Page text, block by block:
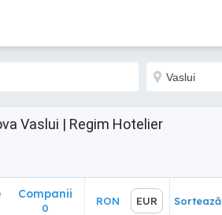
Vaslui | Regim Hotelier
Companii
0
RON EUR Sortează